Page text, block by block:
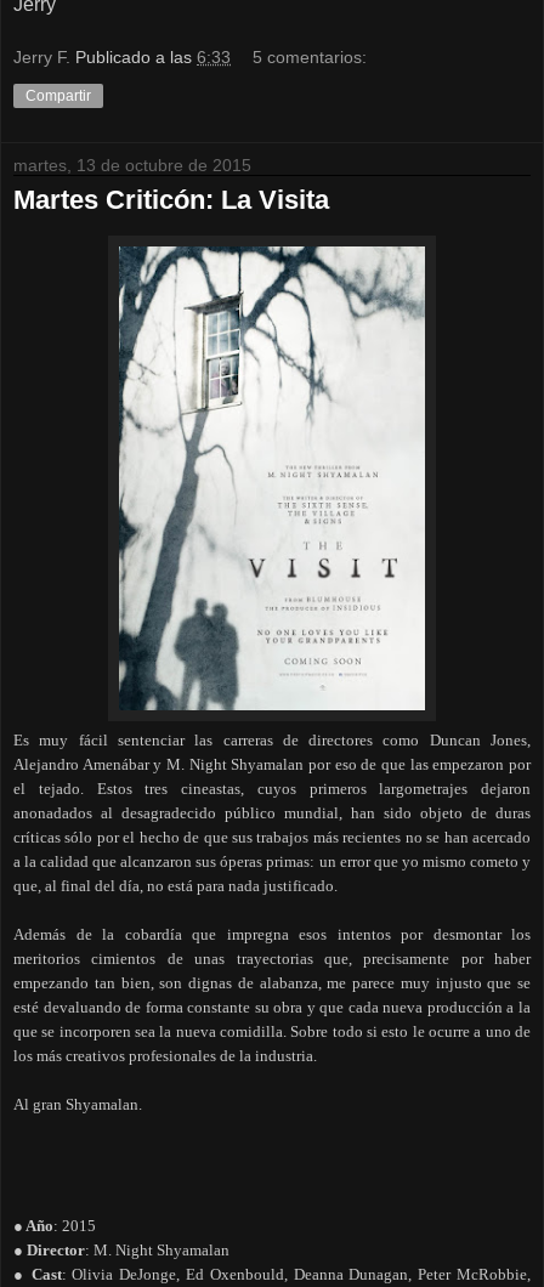
Jerry
Jerry F. Publicado a las 6:33 5 comentarios:
Compartir
martes, 13 de octubre de 2015
Martes Criticón: La Visita
Es muy fácil sentenciar las carreras de directores como Duncan Jones,
Alejandro Amenábar y M. Night Shyamalan por eso de que las empezaron por
el tejado. Estos tres cineastas, cuyos primeros largometrajes dejaron
anonadados al desagradecido público mundial, han sido objeto de duras
críticas sólo por el hecho de que sus trabajos más recientes no se han acercado
a la calidad que alcanzaron sus óperas primas: un error que yo mismo cometo y
que, al final del día, no está para nada justificado.
Además de la cobardía que impregna esos intentos por desmontar los
meritorios cimientos de unas trayectorias que, precisamente por haber
empezando tan bien, son dignas de alabanza, me parece muy injusto que se
esté devaluando de forma constante su obra y que cada nueva producción a la
que se incorporen sea la nueva comidilla. Sobre todo si esto le ocurre a uno de
los más creativos profesionales de la industria.
Al gran Shyamalan.
● Año: 2015
● Director: M. Night Shyamalan
● Cast: Olivia DeJonge, Ed Oxenbould, Deanna Dunagan, Peter McRobbie,